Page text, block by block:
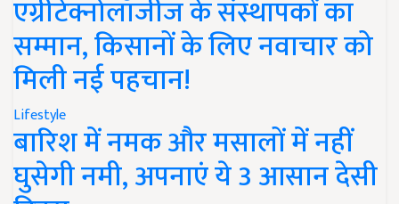
एग्रीटेक्नोलॉजीज के संस्थापकों का
सम्मान, किसानों के लिए नवाचार को
मिली नई पहचान!
Lifestyle
बारिश में नमक और मसालों में नहीं
घुसेगी नमी, अपनाएं ये 3 आसान देसी